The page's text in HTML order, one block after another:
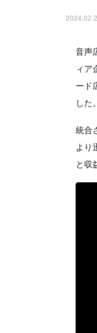
音声
ィア
ード
した。
統合
より
と収